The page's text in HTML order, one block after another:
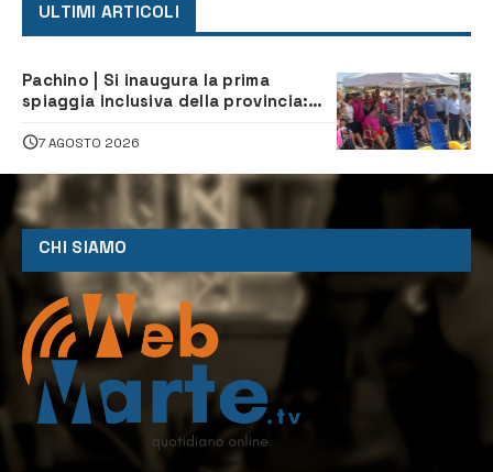
ULTIMI ARTICOLI
Pachino | Si inaugura la prima
spiaggia inclusiva della provincia:
tutti
7 AGOSTO 2026
CHI SIAMO